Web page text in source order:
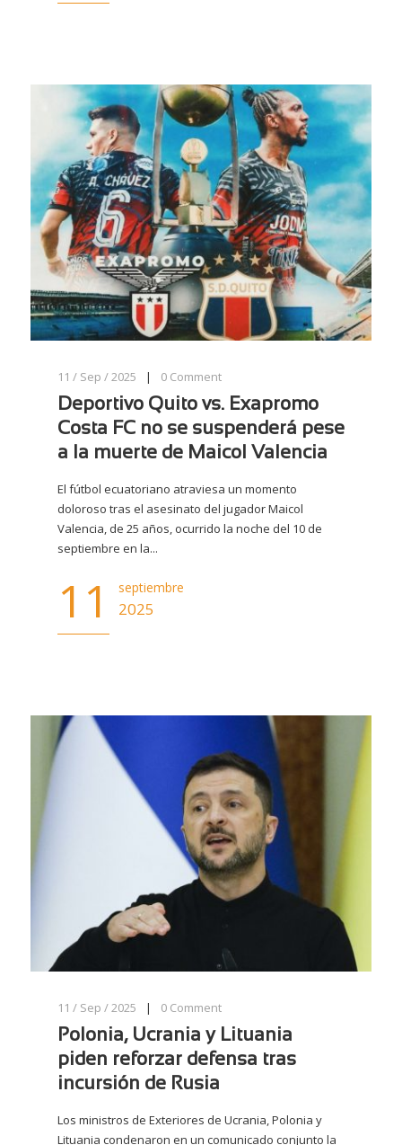
11 / Sep / 2025 | 0 Comment
Deportivo Quito vs. Exapromo
Costa FC no se suspenderá pese
a la muerte de Maicol Valencia
El fútbol ecuatoriano atraviesa un momento
doloroso tras el asesinato del jugador Maicol
Valencia, de 25 años, ocurrido la noche del 10 de
septiembre en la...
11 septiembre
2025
11 / Sep / 2025 | 0 Comment
Polonia, Ucrania y Lituania
piden reforzar defensa tras
incursión de Rusia
Los ministros de Exteriores de Ucrania, Polonia y
Lituania condenaron en un comunicado conjunto la